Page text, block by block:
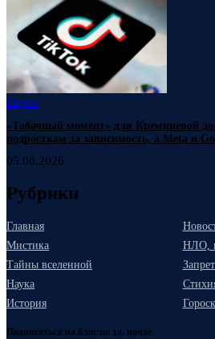
Наука
«Табачный момент» для Кремниевой
подросткам за зависимость, а Meta и
05.08.2026
Рубрики
Главная
Мистика
НЛО,
Тайны вселенной
Наука
История
Подписаться на блог по эл. почте